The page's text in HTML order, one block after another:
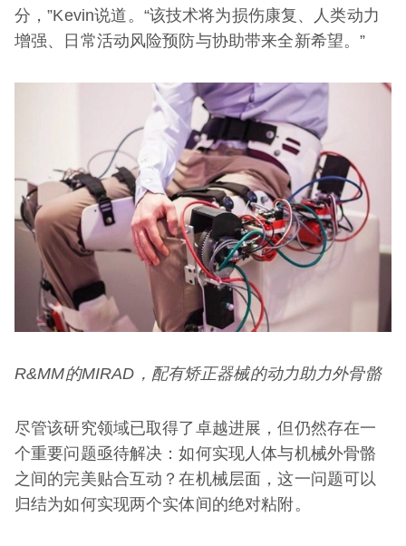
分，”Kevin说道。“该技术将为损伤康复、人类动力
增强、日常活动风险预防与协助带来全新希望。”
R&MM的MIRAD，配有矫正器械的动力助力外骨骼
尽管该研究领域已取得了卓越进展，但仍然存在一
个重要问题亟待解决：如何实现人体与机械外骨骼
之间的完美贴合互动？在机械层面，这一问题可以
归结为如何实现两个实体间的绝对粘附。